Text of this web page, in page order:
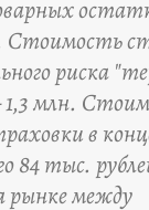
Стоимость
риска
1,3 млн.
в
84 тыс.
рынке между